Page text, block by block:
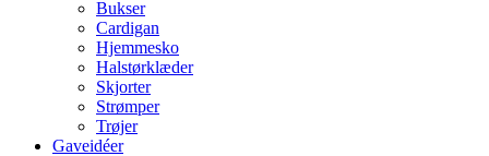
Bukser
Cardigan
Hjemmesko
Halstørklæder
Skjorter
Strømper
Trøjer
Gaveidéer